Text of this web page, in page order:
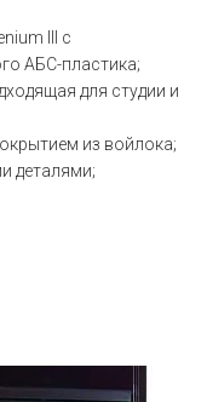
III с
АБС-пластика;
для студии и
из войлока;
деталями;